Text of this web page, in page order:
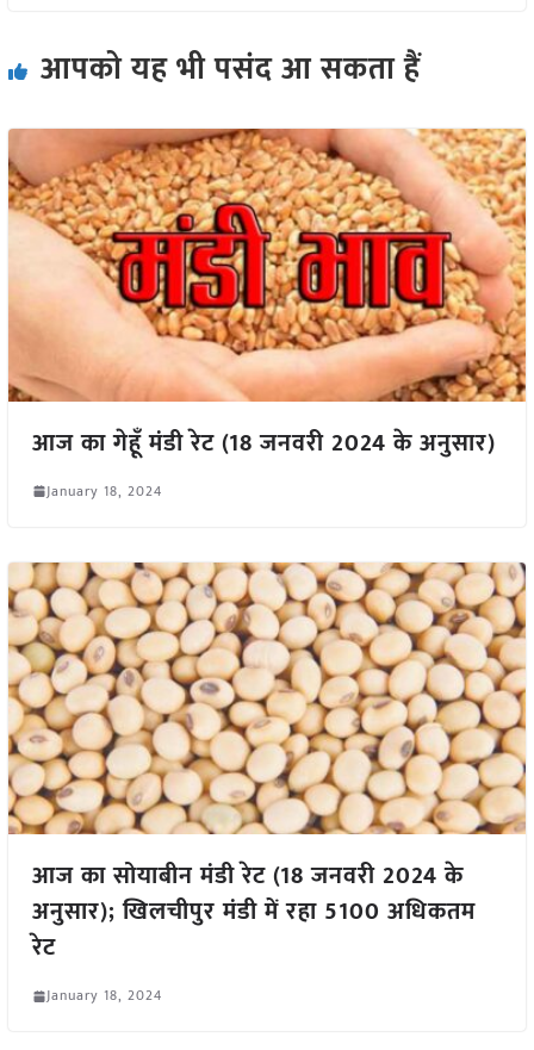
आपको यह भी पसंद आ सकता हैं
आज का गेहूँ मंडी रेट (18 जनवरी 2024 के अनुसार)
January 18, 2024
आज का सोयाबीन मंडी रेट (18 जनवरी 2024 के
अनुसार); खिलचीपुर मंडी में रहा 5100 अधिकतम
रेट
January 18, 2024